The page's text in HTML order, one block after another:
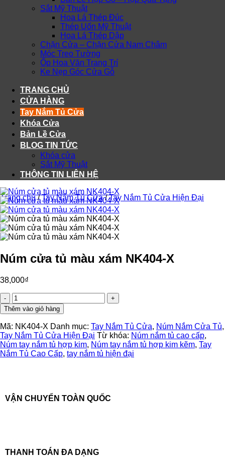
Sắt Mỹ Thuật
Hoa Lá Thép Đúc
Thép Uốn Mỹ Thuật
Hoa Lá Thép Dập
Chặn Cửa – Chặn Cửa Nam Châm
Móc Treo Tường
Ốp Hoa Văn Trang Trí
Ke Nẹp Góc Cửa Gỗ
TRANG CHỦ
CỬA HÀNG
Tay Nắm Tủ Cửa
Khóa Cửa
Bản Lề Cửa
BLOG TIN TỨC
Khóa cửa
Sắt Mỹ Thuật
THÔNG TIN LIÊN HỆ
Trang chủ / Tay Nắm Tủ Cửa / Tay Nắm Tủ Cửa Hiện Đại
Núm cửa tủ màu xám NK404-X
38,000₫
Núm
cửa
tủ
màu
xám
NK404-
X
số
Thêm vào giỏ hàng
Mã: NK404-X Danh mục: Tay Nắm Tủ Cửa, Núm Nắm Cửa Tủ,
Tay Nắm Tủ Cửa Hiện Đại Từ khóa: Núm nắm tủ cao cấp,
Núm tay nắm tủ hợp kim, Núm tay nắm tủ hợp kim kẽm, Tay
Nắm Tủ Cao Cấp, tay nắm tủ hiện đại
VẬN CHUYỂN TOÀN QUỐC
THANH TOÁN ĐA DẠNG